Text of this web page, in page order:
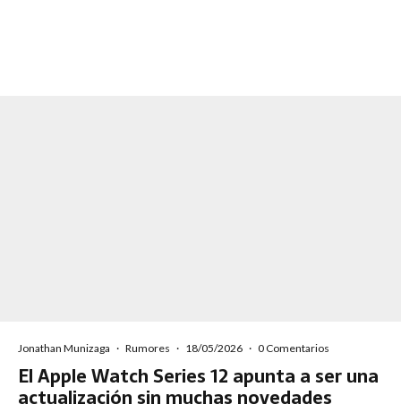
Jonathan Munizaga · Rumores · 18/05/2026 · 0 Comentarios
El Apple Watch Series 12 apunta a ser una
actualización sin muchas novedades